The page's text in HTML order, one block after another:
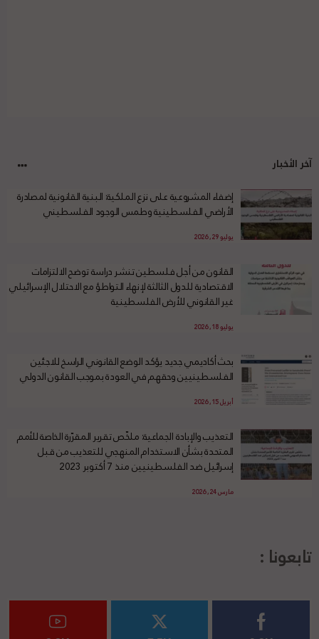
آخر الأخبار
إضفاء المشروعية على نزع الملكية: البنية القانونية لمصادرة
الأراضي الفلسطينية وطمس الوجود الفلسطيني
يوليو 29, 2026
القانون من أجل فلسطين تنشر دراسة توضح الالتزامات
الاقتصادية للدول الثالثة لإنهاء التواطؤ مع الاحتلال الإسرائيلي
غير القانوني للأرض الفلسطينية
يوليو 18, 2026
بحث أكاديمي جديد يؤكد الوضع القانوني الراسخ للاجئين
الفلسطينيين وحقهم في العودة بموجب القانون الدولي
أبريل 15, 2026
التعذيب والإبادة الجماعية: ملخّص تقرير المقرّرة الخاصة للأمم
المتحدة بشأن الاستخدام المنهجي للتعذيب من قبل
إسرائيل ضد الفلسطينيين منذ 7 أكتوبر 2023
مارس 24, 2026
تابعونا :